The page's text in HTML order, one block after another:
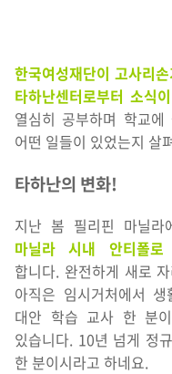
한국여성재단이 고사리
타하난센터로부터 소식
열심히 공부하며 학교
어떤 일들이 있었는지 살
타하난의 변화!
지난 봄 필리핀 마닐라
마닐라 시내 안티폴
합니다. 완전하게 새로
아직은 임시거처에서
대안 학습 교사 한 분
있습니다. 10년 넘게 정
한 분이시라고 하네요.